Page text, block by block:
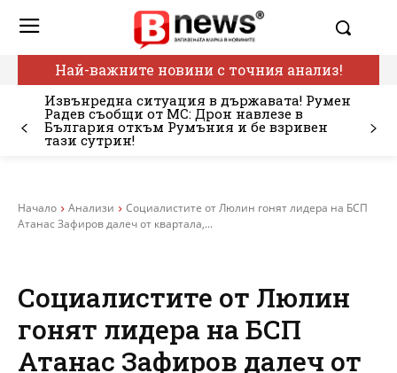
Най-важните новини с точния анализ!
Извънредна ситуация в държавата! Румен
Радев съобщи от МС: Дрон навлезе в
България откъм Румъния и бе взривен
тази сутрин!
Начало Анализи
Социалистите от Люлин гонят лидера на БСП
Атанас Зафиров далеч от квартала,...
Социалистите от Люлин
гонят лидера на БСП
Атанас Зафиров далеч от